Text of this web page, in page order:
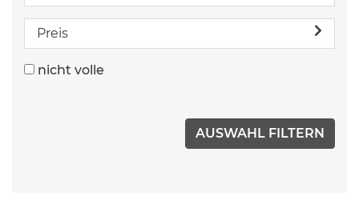
Preis
nicht volle